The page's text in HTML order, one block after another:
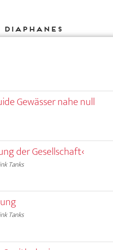
Gewässer nahe null
der Gesellschaft‹
Tanks
Tanks